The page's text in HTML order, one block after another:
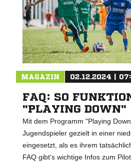
MAGAZIN 02.12.2024 |
FAQ: SO
"PLAYING DOWN"
Mit dem Programm "Playing
Jugendspieler gezielt in einer
eingesetzt, als es ihrem
FAQ gibt's wichtige Infos zum